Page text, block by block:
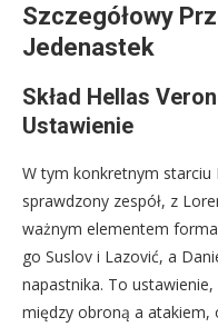
Szczegółowy
Jedenastek
Skład Hellas
Ustawienie
W tym konkretnym starciu
sprawdzony zespół, z
ważnym elementem
go Suslov i Lazović, a
napastnika. To
między obroną a atakiem,